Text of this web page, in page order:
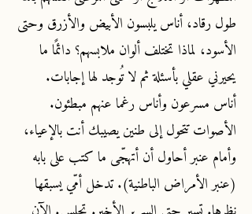
طول رقاد، أناس يلبسون الأبيض والأزرق وحتى
الأسود، لماذا تختلف ألوان ملابسهم؟ دائمًا ما
يحيرني عقلي بأسئلة ثم لا تُوجد لها إجابات.
أناس مسرعون وأناس رغما عنهم مبطئون.
الأصوات تتحول إلى طنين يصيبك أنت بالإعياء،
وأمام عنبر أحاول أن أتهجّى ما كتب على بابه
(عنبر الأمراض الباطنية). تدخل أمّي يسبقها